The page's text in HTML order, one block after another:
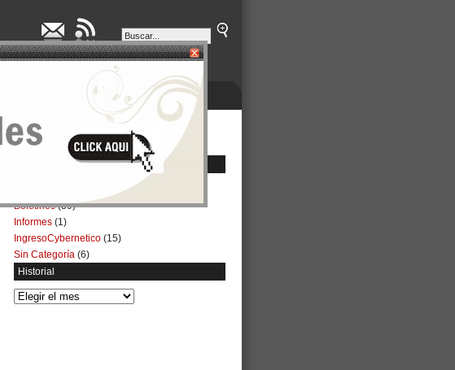
BOLETINES NEGOCIOS
Boletines(39)
Informes (1)
IngresoCybernetico (15)
Sin Categoría (6)
Historial
Historial